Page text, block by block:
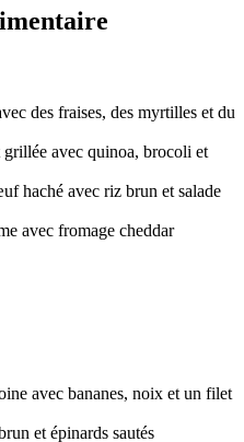
des fraises, des myrtilles et du
avec quinoa, brocoli et
haché avec riz brun et salade
avec fromage cheddar
avec bananes, noix et un filet
et épinards sautés